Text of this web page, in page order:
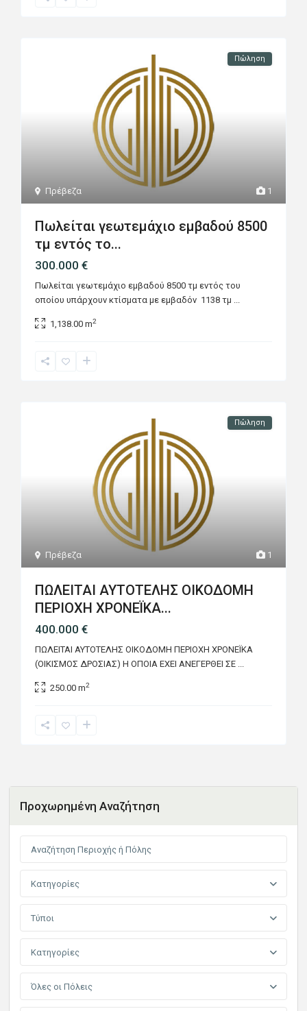
1
Πρέβεζα
Πώληση
Πωλείται γεωτεμάχιο εμβαδού 8500
τμ εντός το...
300.000 €
Πωλείται γεωτεμάχιο εμβαδού 8500 τμ εντός του
οποίου υπάρχουν κτίσματα με εμβαδόν 1138 τμ ...
1,138.00 m2
1
Πρέβεζα
Πώληση
ΠΩΛΕΙΤΑΙ ΑΥΤΟΤΕΛΗΣ ΟΙΚΟΔΟΜΗ
ΠΕΡΙΟΧΗ ΧΡΟΝΕΪΚΑ...
400.000 €
ΠΩΛΕΙΤΑΙ ΑΥΤΟΤΕΛΗΣ ΟΙΚΟΔΟΜΗ ΠΕΡΙΟΧΗ ΧΡΟΝΕΪΚΑ
(ΟΙΚΙΣΜΟΣ ΔΡΟΣΙΑΣ) Η ΟΠΟΙΑ ΕΧΕΙ ΑΝΕΓΕΡΘΕΙ ΣΕ ...
250.00 m2
Προχωρημένη Αναζήτηση
Κατηγορίες
Τύποι
Κατηγορίες
Όλες οι Πόλεις